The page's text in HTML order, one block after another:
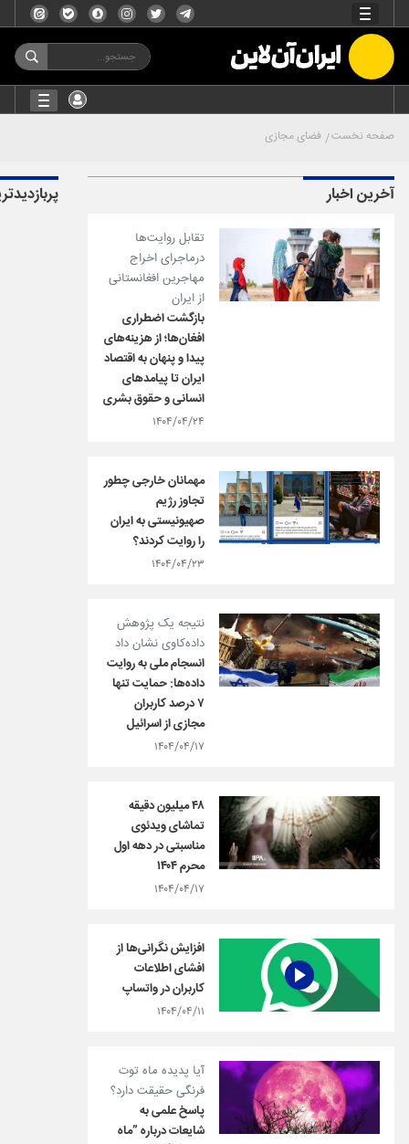
صفحه نخست فضای مجازی
آخرین اخبار
تقابل روایت‌ها
درماجرای اخراج
مهاجرین افغانستانی
از ایران
بازگشت اضطراری
افغان‌ها؛ از هزینه‌های
پیدا و پنهان به اقتصاد
ایران تا پیامدهای
انسانی و حقوق بشری
۱۴۰۴/۰۴/۲۴
مهمانان خارجی چطور
تجاوز رژیم
صهیونیستی به ایران
را روایت کردند؟
۱۴۰۴/۰۴/۲۳
نتیجه یک پژوهش
داده‌کاوی نشان داد
انسجام ملی به روایت
داده‌ها: حمایت تنها
۷ درصد کاربران
مجازی از اسرائیل
۱۴۰۴/۰۴/۱۷
۴۸ میلیون دقیقه
تماشای ویدئوی
مناسبتی در دهه اول
محرم ۱۴۰۴
۱۴۰۴/۰۴/۱۷
افزایش نگرانی‌ها از
افشای اطلاعات
کاربران در واتساپ
۱۴۰۴/۰۴/۱۱
آیا پدیده ماه توت
فرنگی حقیقت دارد؟
پاسخ علمی به
شایعات درباره ”ماه